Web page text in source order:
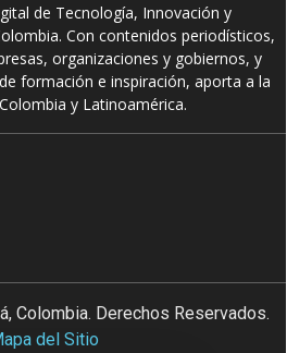
de Tecnología, Innovación y
Con contenidos periodísticos,
organizaciones y gobiernos, y
formación e inspiración, aporta a la
y Latinoamérica.
Colombia. Derechos Reservados.
del Sitio